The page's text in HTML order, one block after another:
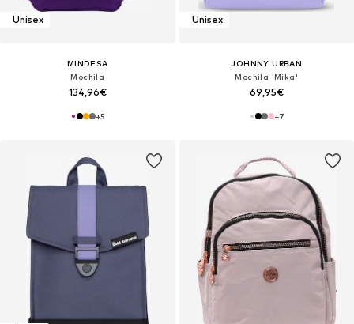
Unisex
MINDESA
Mochila
134,96€
+5
Unisex
JOHNNY URBAN
Mochila 'Mika'
69,95€
+7